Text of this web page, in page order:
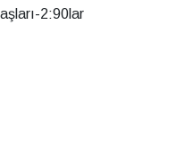
2:90lar